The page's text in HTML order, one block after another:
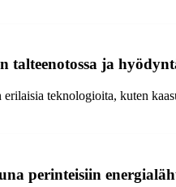
ja
teknologioita, kuten
perinteisiin